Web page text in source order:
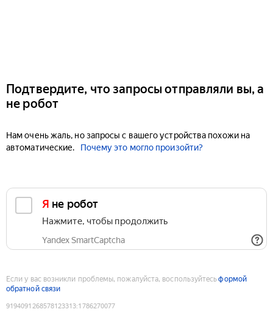
Подтвердите, что запросы отправляли вы, а
не робот
Нам очень жаль, но запросы с вашего устройства похожи на
автоматические.
Почему это могло произойти?
Я не робот
Нажмите, чтобы продолжить
Yandex SmartCaptcha
Если у вас возникли проблемы, пожалуйста, воспользуйтесьформой
обратной связи
9194091268578123313:1786270077